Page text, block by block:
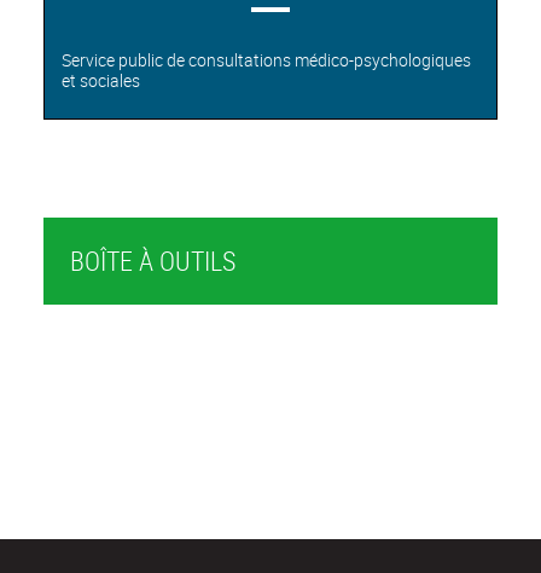
Service public de consultations médico-psychologiques
et sociales
BOÎTE À OUTILS